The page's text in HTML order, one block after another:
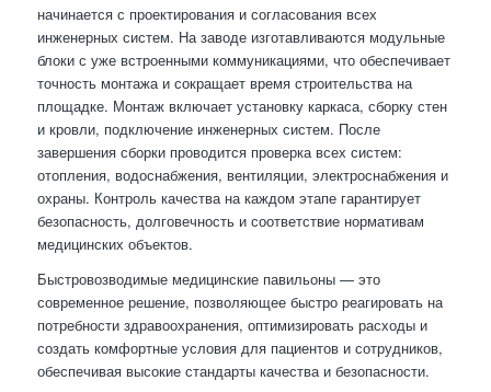
начинается с проектирования и согласования всех
инженерных систем. На заводе изготавливаются модульные
блоки с уже встроенными коммуникациями, что обеспечивает
точность монтажа и сокращает время строительства на
площадке. Монтаж включает установку каркаса, сборку стен
и кровли, подключение инженерных систем. После
завершения сборки проводится проверка всех систем:
отопления, водоснабжения, вентиляции, электроснабжения и
охраны. Контроль качества на каждом этапе гарантирует
безопасность, долговечность и соответствие нормативам
медицинских объектов.
Быстровозводимые медицинские павильоны — это
современное решение, позволяющее быстро реагировать на
потребности здравоохранения, оптимизировать расходы и
создать комфортные условия для пациентов и сотрудников,
обеспечивая высокие стандарты качества и безопасности.